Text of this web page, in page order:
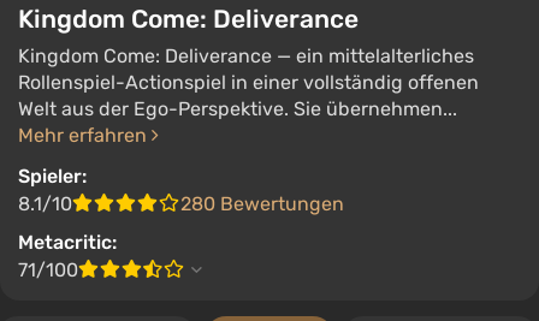
Kingdom Come: Deliverance
Kingdom Come: Deliverance — ein mittelalterliches
Rollenspiel-Actionspiel in einer vollständig offenen
Welt aus der Ego-Perspektive. Sie übernehmen...
Mehr erfahren
Spieler:
8.1/10
280 Bewertungen
Metacritic:
71/100